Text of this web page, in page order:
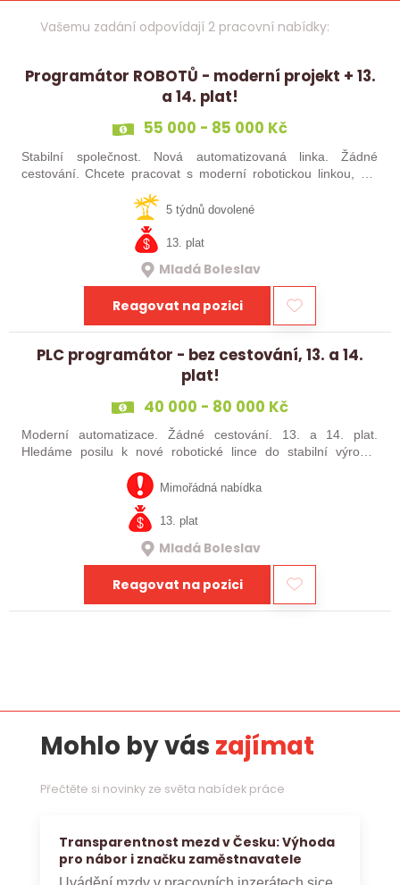
Vašemu zadání odpovídají 2 pracovní nabídky:
Programátor ROBOTŮ - moderní projekt + 13.
a 14. plat!
55 000 - 85 000 Kč
Stabilní společnost. Nová automatizovaná linka. Žádné
cestování. Chcete pracovat s moderní robotickou linkou, ale
nechcete být pořád na cestách? Hledáme zkušené robotiky i
šikovné absolventy…
5 týdnů dovolené
13. plat
Mladá Boleslav
Reagovat na pozici
PLC programátor - bez cestování, 13. a 14.
plat!
40 000 - 80 000 Kč
Moderní automatizace. Žádné cestování. 13. a 14. plat.
Hledáme posilu k nové robotické lince do stabilní výrobní
jste šikovný absolvent…
Mimořádná nabídka
13. plat
Mladá Boleslav
Reagovat na pozici
Mohlo by vás zajímat
Přečtěte si novinky ze světa nabídek práce
Transparentnost mezd v Česku: Výhoda
pro nábor i značku zaměstnavatele